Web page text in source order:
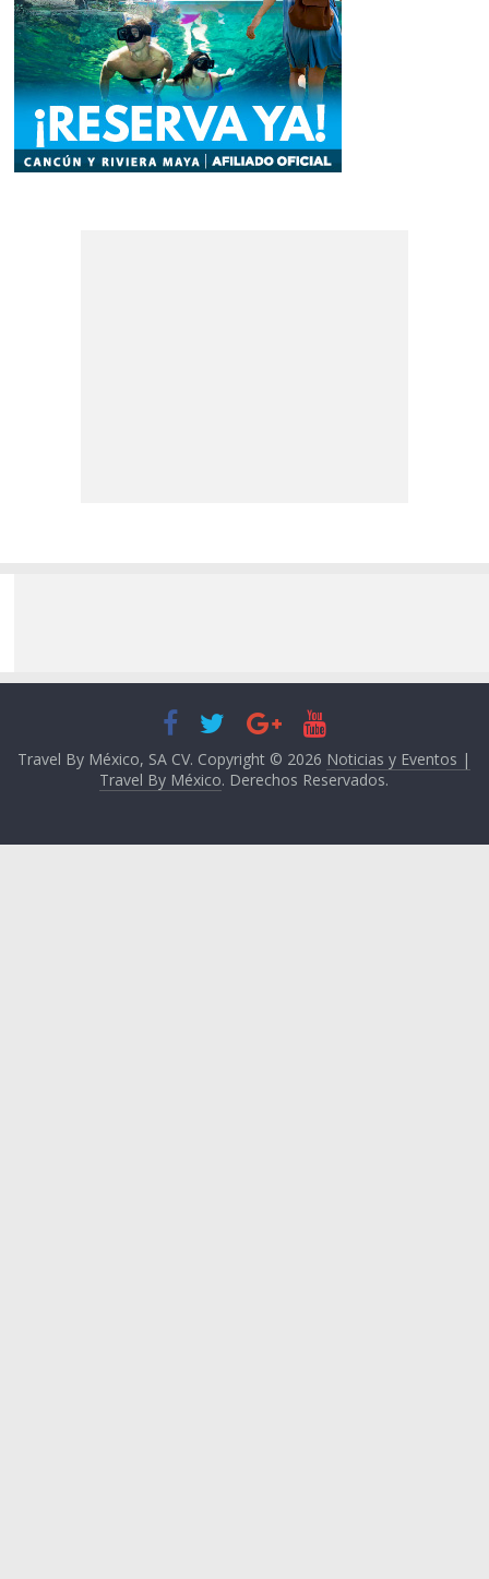
Travel By México, SA CV. Copyright © 2026 Noticias y Eventos |
Travel By México. Derechos Reservados.